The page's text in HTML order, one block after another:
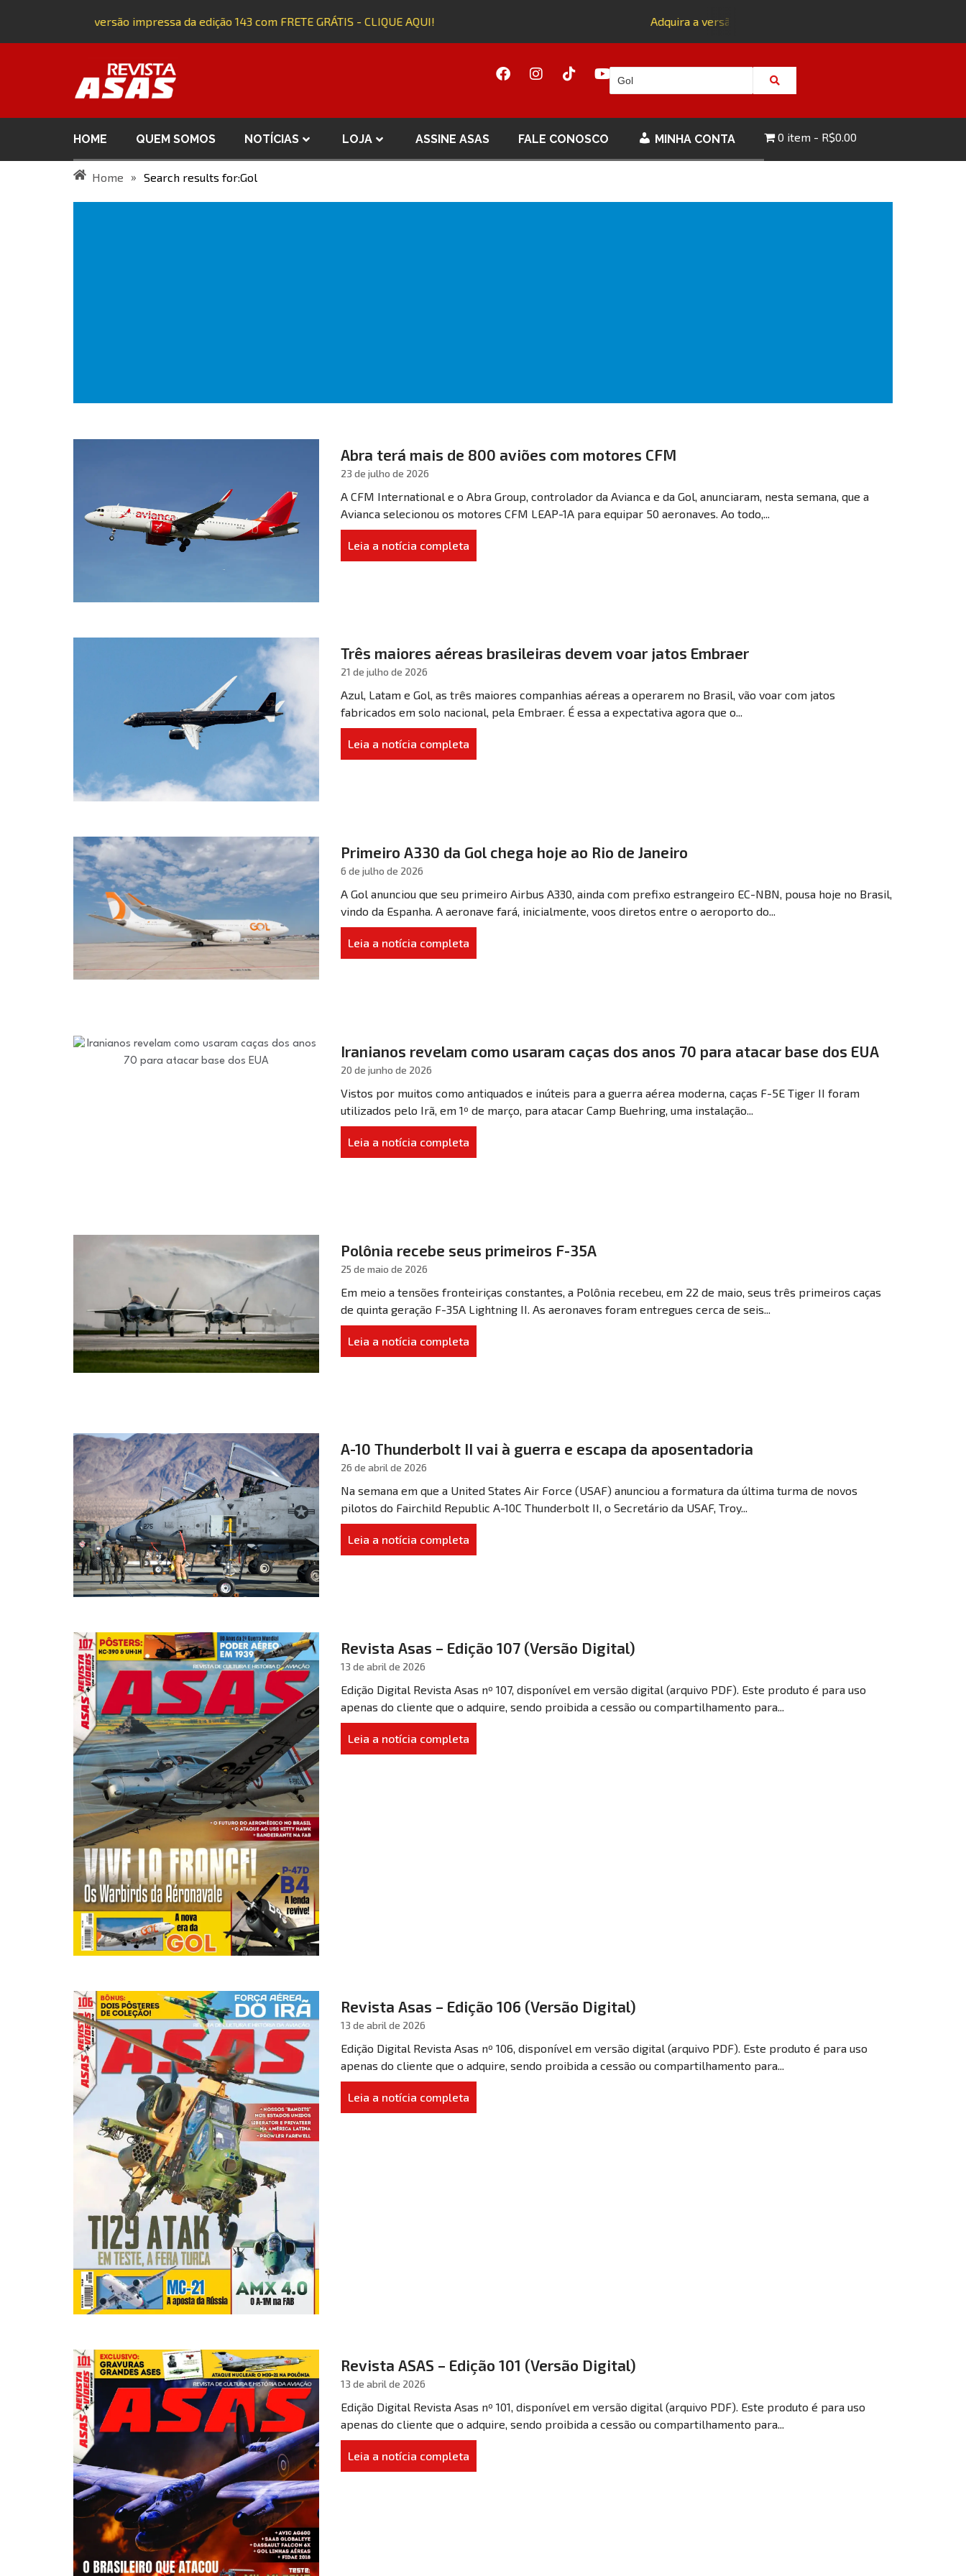
Adquira a versão impressa da edição 143 com FRETE GRÁTIS - CLIQUE AQUI! Adquira a versão impressa da edição 143 com FRETE GRÁTIS -
HOME QUEM SOMOS NOTÍCIAS LOJA ASSINE ASAS FALE CONOSCO MINHA CONTA 0 item R$0.00
Home » Search results for:Gol
Abra terá mais de 800 aviões com motores CFM
23 de julho de 2026
A CFM International e o Abra Group, controlador da Avianca e da Gol, anunciaram, nesta semana, que a
Avianca selecionou os motores CFM LEAP-1A para equipar 50 aeronaves. Ao todo,...
Leia a notícia completa
Três maiores aéreas brasileiras devem voar jatos Embraer
21 de julho de 2026
Azul, Latam e Gol, as três maiores companhias aéreas a operarem no Brasil, vão voar com jatos
fabricados em solo nacional, pela Embraer. É essa a expectativa agora que o...
Leia a notícia completa
Primeiro A330 da Gol chega hoje ao Rio de Janeiro
6 de julho de 2026
A Gol anunciou que seu primeiro Airbus A330, ainda com prefixo estrangeiro EC-NBN, pousa hoje no Brasil,
vindo da Espanha. A aeronave fará, inicialmente, voos diretos entre o aeroporto do...
Leia a notícia completa
Iranianos revelam como usaram caças dos anos 70 para atacar base dos EUA
20 de junho de 2026
Vistos por muitos como antiquados e inúteis para a guerra aérea moderna, caças F-5E Tiger II foram
utilizados pelo Irã, em 1º de março, para atacar Camp Buehring, uma instalação...
Leia a notícia completa
Polônia recebe seus primeiros F-35A
25 de maio de 2026
Em meio a tensões fronteiriças constantes, a Polônia recebeu, em 22 de maio, seus três primeiros caças
de quinta geração F-35A Lightning II. As aeronaves foram entregues cerca de seis...
Leia a notícia completa
A-10 Thunderbolt II vai à guerra e escapa da aposentadoria
26 de abril de 2026
Na semana em que a United States Air Force (USAF) anunciou a formatura da última turma de novos
pilotos do Fairchild Republic A-10C Thunderbolt II, o Secretário da USAF, Troy...
Leia a notícia completa
Revista Asas – Edição 107 (Versão Digital)
13 de abril de 2026
Edição Digital Revista Asas nº 107, disponível em versão digital (arquivo PDF). Este produto é para uso
apenas do cliente que o adquire, sendo proibida a cessão ou compartilhamento para...
Leia a notícia completa
Revista Asas – Edição 106 (Versão Digital)
13 de abril de 2026
Edição Digital Revista Asas nº 106, disponível em versão digital (arquivo PDF). Este produto é para uso
apenas do cliente que o adquire, sendo proibida a cessão ou compartilhamento para...
Leia a notícia completa
Revista ASAS – Edição 101 (Versão Digital)
13 de abril de 2026
Edição Digital Revista Asas nº 101, disponível em versão digital (arquivo PDF). Este produto é para uso
apenas do cliente que o adquire, sendo proibida a cessão ou compartilhamento para...
Leia a notícia completa